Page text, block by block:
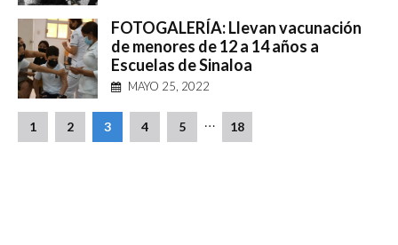
FOTOGALERÍA: Llevan vacunación
de menores de 12 a 14 años a
Escuelas de Sinaloa
MAYO 25, 2022
1 2 3 4 5 … 18